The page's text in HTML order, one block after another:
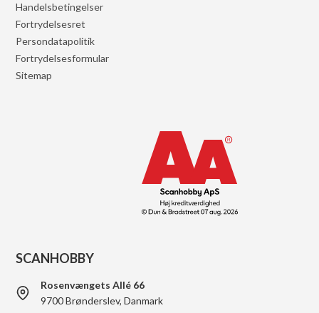
Handelsbetingelser
Fortrydelsesret
Persondatapolitik
Fortrydelsesformular
Sitemap
SCANHOBBY
Rosenvængets Allé 66
9700 Brønderslev, Danmark